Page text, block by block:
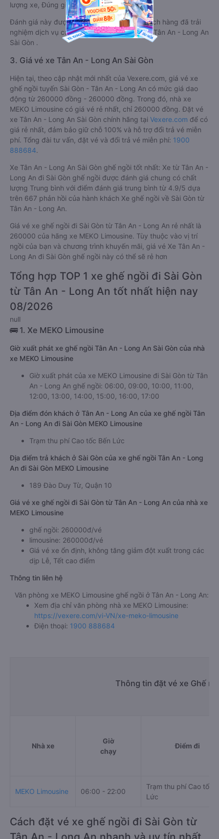
lượng xe, Đúng giờ, Chất lượng phục vụ.
Đánh giá này được viết trực tiếp bởi các khách hàng đã trải
nghiệm dịch vụ của các hãng xe ghế ngồi đi Tân An - Long An
Sài Gòn .
3. Giá vé xe Tân An - Long An Sài Gòn
Hiện tại, theo cập nhật mới nhất của Vexere.com, giá vé xe
ghế ngồi tuyến Sài Gòn - Tân An - Long An có mức giá dao
động từ 260000 đồng - 260000 đồng. Trong đó, nhà xe
MEKO Limousine có giá vé rẻ nhất, chỉ 260000 đồng. Đặt vé
xe Tân An - Long An Sài Gòn chính hãng tại Vexere.com để có
giá rẻ nhất, đảm bảo giữ chỗ 100% và hỗ trợ đổi trả vé miễn
phí. Tổng đài tư vấn, đặt vé và đổi trả vé miễn phí: 1900
888684.
Xe Tân An - Long An Sài Gòn ghế ngồi tốt nhất: Xe từ Tân An -
Long An đi Sài Gòn ghế ngồi được đánh giá chung có chất
lượng Trung bình với điểm đánh giá trung bình từ 4.9/5 dựa
trên 667 phản hồi của hành khách Xe ghế ngồi về Sài Gòn từ
Tân An - Long An.
Giá vé xe ghế ngồi đi Sài Gòn từ Tân An - Long An rẻ nhất là
260000 của hãng xe MEKO Limousine. Tùy thuộc vào vị trí
ngồi của bạn và chương trình khuyến mãi, giá vé Xe Tân An -
Long An đi Sài Gòn ghế ngồi này có thể sẽ rẻ hơn
Tổng hợp TOP 1 xe ghế ngồi đi Sài Gòn
từ Tân An - Long An tốt nhất hiện nay
08/2026
null
🚌 1. Xe MEKO Limousine
Giờ xuất phát xe ghế ngồi Tân An - Long An Sài Gòn của nhà
xe MEKO Limousine
Giờ xuất phát của xe MEKO Limousine đi Sài Gòn từ Tân
An - Long An ghế ngồi: 06:00, 09:00, 10:00, 11:00,
12:00, 13:00, 14:00, 15:00, 16:00, 17:00
Địa điểm đón khách ở Tân An - Long An của xe ghế ngồi Tân
An - Long An đi Sài Gòn MEKO Limousine
Trạm thu phí Cao tốc Bến Lức
Địa điểm trả khách ở Sài Gòn của xe ghế ngồi Tân An - Long
An đi Sài Gòn MEKO Limousine
189 Đào Duy Từ, Quận 10
Giá vé xe ghế ngồi đi Sài Gòn từ Tân An - Long An của nhà xe
MEKO Limousine
ghế ngồi: 260000đ/vé
limousine: 260000đ/vé
Giá vé xe ổn định, không tăng giảm đột xuất trong các
dịp Lễ, Tết cao điểm
Thông tin liên hệ
Văn phòng xe MEKO Limousine ghế ngồi ở Tân An - Long An:
Xem địa chỉ văn phòng nhà xe MEKO Limousine:
https://vexere.com/vi-VN/xe-meko-limousine
Điện thoại: 1900 888684
Thông tin đặt vé xe Ghế
Nhà xe
Giờ
chạy
Điểm đi
MEKO Limousine 06:00 - 22:00
Trạm thu phí Cao tốc
Lức
Cách đặt vé xe ghế ngồi đi Sài Gòn từ